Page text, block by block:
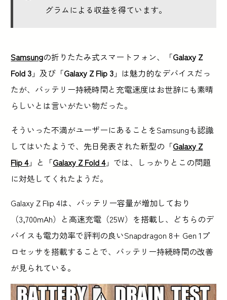
グラムによる収益を得ています。
Samsungの折りたたみ式スマートフォン、「Galaxy Z
Fold 3 」及び「Galaxy Z Flip 3 」は魅力的なデバイスだっ
たが、バッテリー持続時間と充電速度はお世辞にも素晴
らしいとは言いがたい物だった。
そういった不満がユーザーにあることをSamsungも認識
してはいたようで、先日発表された新型の「Galaxy Z
Flip 4」と「Galaxy Z Fold 4」では、しっかりとこの問題
に対処してくれたようだ。
Galaxy Z Flip 4は、バッテリー容量が増加しており
（3,700mAh）と高速充電（25W）を搭載し、どちらのデ
バイスも電力効率で評判の良いSnapdragon 8+ Gen 1プ
ロセッサを搭載することで、バッテリー持続時間の改善
が見られている。